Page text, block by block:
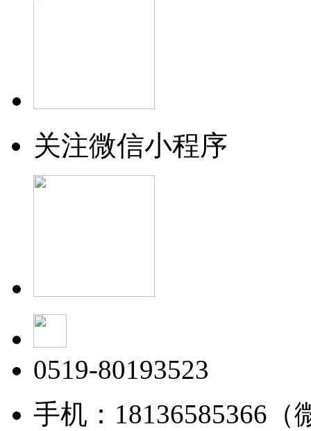
关注微信小程序
0519-80193523
手机：18136585366（